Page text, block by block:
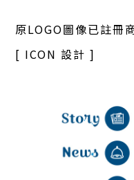
原LOGO圖像已註冊
[ ICON 設計 ]